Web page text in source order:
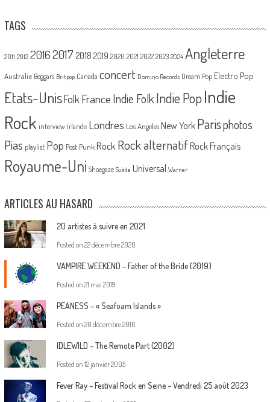
TAGS
2011 2012 20162017 2018 2019 2020 2021 2022 2023 2024 Angleterre
Australie Beggars Britpop Canada concert Domino Records Dream Pop Electro Pop
Etats-UnisFolk France Indie FolkIndie PopIndie
Rock interview Irlande Londres Los Angeles New York Parisphotos
Pias playlist Pop Post Punk Rock Rock alternatif Rock Français
Royaume-Uni Shoegaze Suède Universal Warner
ARTICLES AU HASARD
20 artistes à suivre en 2021
Posted on 22 décembre 2020
VAMPIRE WEEKEND – Father of the Bride (2019)
Posted on 21 mai 2019
PEANESS – « Seafoam Islands »
Posted on 20 décembre 2016
IDLEWILD – The Remote Part (2002)
Posted on 12 janvier 2005
Fever Ray – Festival Rock en Seine – Vendredi 25 août 2023